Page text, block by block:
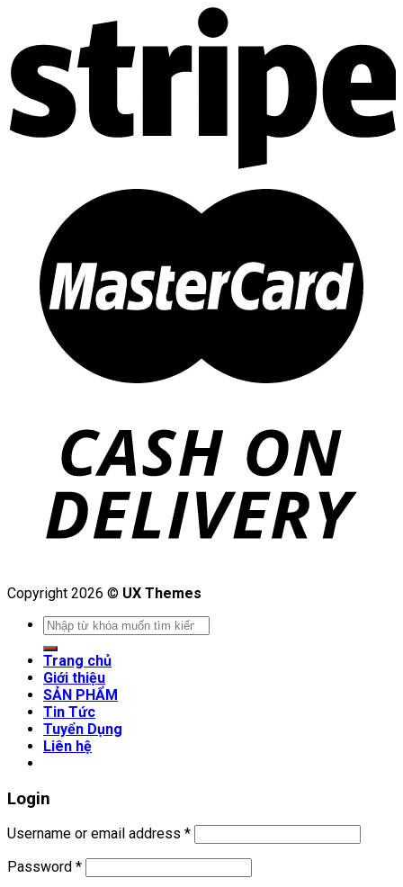
Copyright 2026 © UX Themes
Search
for:
Trang chủ
Giới thiệu
SẢN PHẨM
Tin Tức
Tuyển Dụng
Liên hệ
Login
Username or email address *
Password *